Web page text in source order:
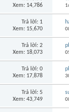
Xem: 14,786
Trả lời: 1
Xem: 15,670
Trả lời: 2
Xem: 18,073
Trả lời: 0
Xem: 17,878
Trả lời: 5
Xem: 43,749